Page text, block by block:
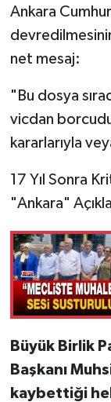
Ankara
net mesaj:
"Bu dosya
vicdan
kararlarıyla
17 Yıl Sonra
"Ankara"
Büyük Birlik
Başkanı
kaybettiği